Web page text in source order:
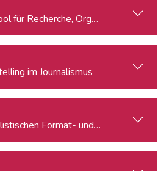
für Recherche, Organisation &
im Journalismus
Format- und